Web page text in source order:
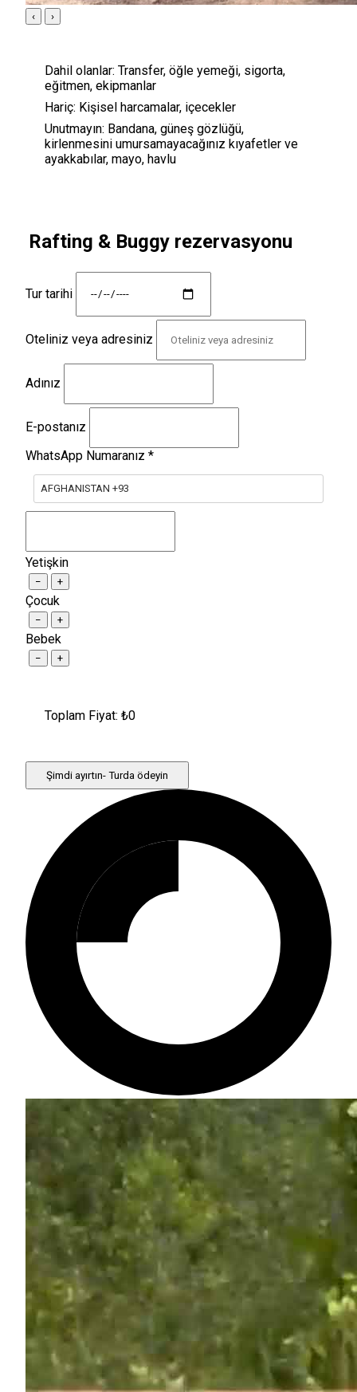
‹ ›
Dahil olanlar: Transfer, öğle yemeği, sigorta,
eğitmen, ekipmanlar
Hariç: Kişisel harcamalar, içecekler
Unutmayın: Bandana, güneş gözlüğü,
kirlenmesini umursamayacağınız kıyafetler ve
ayakkabılar, mayo, havlu
Rafting & Buggy rezervasyonu
Tur tarihi
Oteliniz veya adresiniz
Adınız
E-postanız
WhatsApp Numaranız *
AFGHANISTAN +93
Yetişkin
− +
Çocuk
− +
Bebek
− +
Toplam Fiyat: ₺0
Şimdi ayırtın- Turda ödeyin